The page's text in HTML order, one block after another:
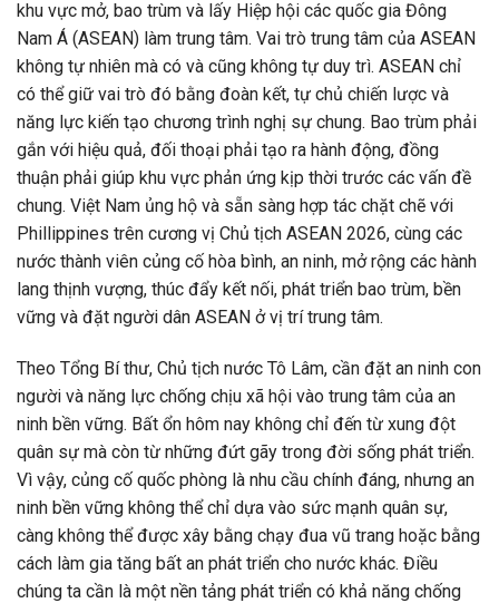
khu vực mở, bao trùm và lấy Hiệp hội các quốc gia Đông
Nam Á (ASEAN) làm trung tâm. Vai trò trung tâm của ASEAN
không tự nhiên mà có và cũng không tự duy trì. ASEAN chỉ
có thể giữ vai trò đó bằng đoàn kết, tự chủ chiến lược và
năng lực kiến tạo chương trình nghị sự chung. Bao trùm phải
gắn với hiệu quả, đối thoại phải tạo ra hành động, đồng
thuận phải giúp khu vực phản ứng kịp thời trước các vấn đề
chung. Việt Nam ủng hộ và sẵn sàng hợp tác chặt chẽ với
Phillippines trên cương vị Chủ tịch ASEAN 2026, cùng các
nước thành viên củng cố hòa bình, an ninh, mở rộng các hành
lang thịnh vượng, thúc đẩy kết nối, phát triển bao trùm, bền
vững và đặt người dân ASEAN ở vị trí trung tâm.
Theo Tổng Bí thư, Chủ tịch nước Tô Lâm, cần đặt an ninh con
người và năng lực chống chịu xã hội vào trung tâm của an
ninh bền vững. Bất ổn hôm nay không chỉ đến từ xung đột
quân sự mà còn từ những đứt gãy trong đời sống phát triển.
Vì vậy, củng cố quốc phòng là nhu cầu chính đáng, nhưng an
ninh bền vững không thể chỉ dựa vào sức mạnh quân sự,
càng không thể được xây bằng chạy đua vũ trang hoặc bằng
cách làm gia tăng bất an phát triển cho nước khác. Điều
chúng ta cần là một nền tảng phát triển có khả năng chống